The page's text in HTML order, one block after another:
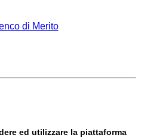
di Merito
ed utilizzare la piattaforma